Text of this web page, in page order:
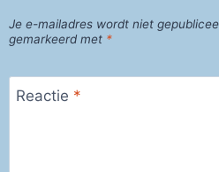
Je e-mailadres wordt niet
gemarkeerd met *
Reactie *